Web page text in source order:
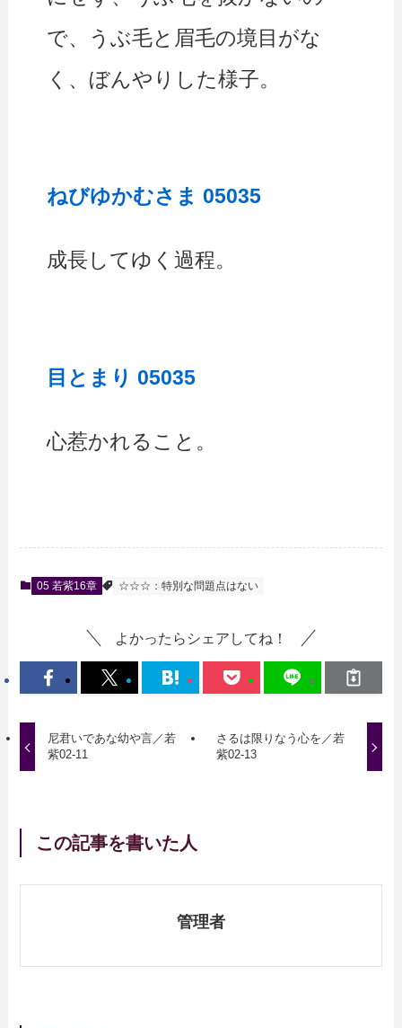
で、うぶ毛と眉毛の境目がな
く、ぼんやりした様子。
ねびゆかむさま 05035
成長してゆく過程。
目とまり 05035
心惹かれること。
05 若紫16章 ☆☆☆：特別な問題点はない
よかったらシェアしてね！
尼君いであな幼や言／若
紫02-11
さるは限りなう心を／若
紫02-13
この記事を書いた人
管理者